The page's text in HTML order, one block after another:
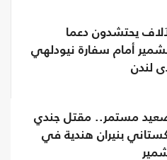
يحتشدون دعما
أمام سفارة نيودلهي
لندن
مستمر.. مقتل جندي
بنيران هندية في